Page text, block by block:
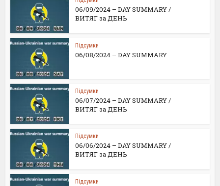
06/09/2024 – DAY SUMMARY /
ВИТЯГ за ДЕНЬ
Підсумки
06/08/2024 – DAY SUMMARY
Підсумки
06/07/2024 – DAY SUMMARY /
ВИТЯГ за ДЕНЬ
Підсумки
06/06/2024 – DAY SUMMARY /
ВИТЯГ за ДЕНЬ
Підсумки